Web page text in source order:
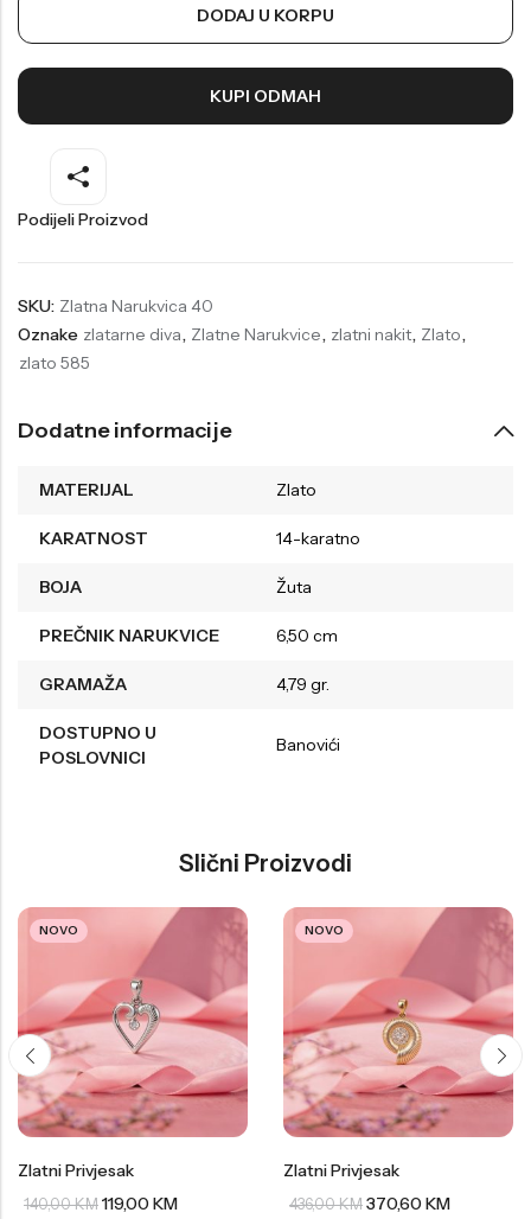
DODAJ U KORPU
KUPI ODMAH
Podijeli Proizvod
SKU: Zlatna Narukvica 40
Oznake zlatarne diva, Zlatne Narukvice, zlatni nakit, Zlato,
zlato 585
Dodatne informacije
MATERIJAL Zlato
KARATNOST 14-karatno
BOJA Žuta
PREČNIK NARUKVICE 6,50 cm
GRAMAŽA 4,79 gr.
DOSTUPNO U
POSLOVNICI
Banovići
Slični Proizvodi
NOVO
Zlatni Privjesak
140,00KM 119,00 KM
NOVO
Zlatni Privjesak
436,00KM 370,60 KM
Welder
Mini Focus
Daniel Klein
Festina
Wesse
Missguided
Diesel